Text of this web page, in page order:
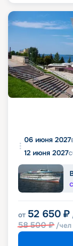
06 июня 2027
12 июня 2027
от 52 650 ₽
58 500₽ /чел